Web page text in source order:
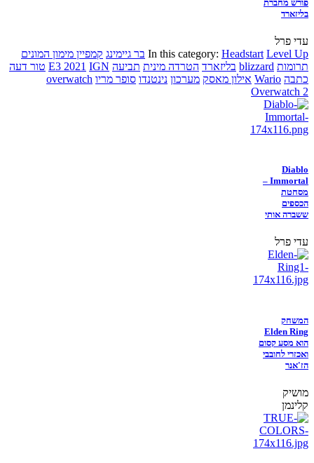
פורש מחברת
בליזארד
עדי פרל
In this category: Headstart Level Up בר גיימינג קמפיין מימון המונים
תרומות blizzard בליזארד הטרדה מינית תביעה E3 2021 IGN
טור דעה
כתבה Wario אילון מאסק מערכון נינטנדו סופר מריו overwatch
Overwatch 2
Diablo
Immortal –
מסחטת
הכספים
ששברה אותי
עדי פרל
המשחק
Elden Ring
הוא מסע קסום
ואכזרי לחובבי
הז'אנר
מושיק
קלינמן